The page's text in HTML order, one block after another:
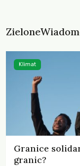
Granice
granic?
Klimat